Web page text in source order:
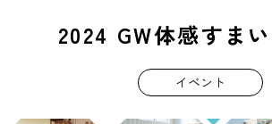
2024 GW体感すま
イベント